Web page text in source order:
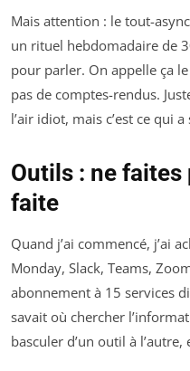
Mais attention : le tout-
un rituel hebdomadaire de
pour parler. On appelle ça
pas de comptes-rendus.
l’air idiot, mais c’est ce qui
Outils : ne faites
faite
Quand j’ai commencé, j’ai
Monday, Slack, Teams,
abonnement à 15 services
savait où chercher
basculer d’un outil à